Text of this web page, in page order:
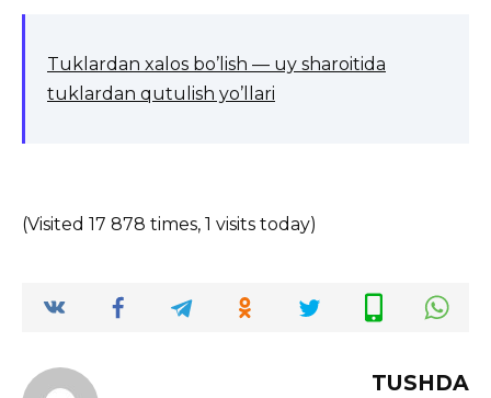
Tuklardan xalos bo’lish — uy sharoitida
tuklardan qutulish yo’llari
(Visited 17 878 times, 1 visits today)
TUSHDA